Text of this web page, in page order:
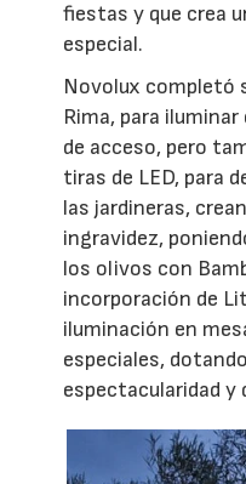
fiestas y que crea
especial.
Novolux completó
Rima, para
de acceso, pero
tiras de LED, para
las jardineras,
ingravidez,
los olivos con
incorporación de
iluminación en
especiales,
espectacularidad